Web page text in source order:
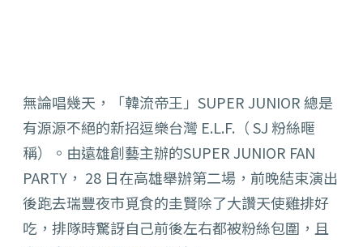
無論唱幾天，「韓流帝王」SUPER JUNIOR 總是
有源源不絕的新招逗樂台灣 E.L.F.（SJ 粉絲暱
稱）。由遠雄創藝主辦的SUPER JUNIOR FAN
PARTY， 28 日在高雄舉辦第二場， 前晚結束演出
後跑去瑞豐夜市覓食的圭賢除了大讚天使雞排好
吃， 排隊時驚訝自己前後左右都被粉絲包圍， 且